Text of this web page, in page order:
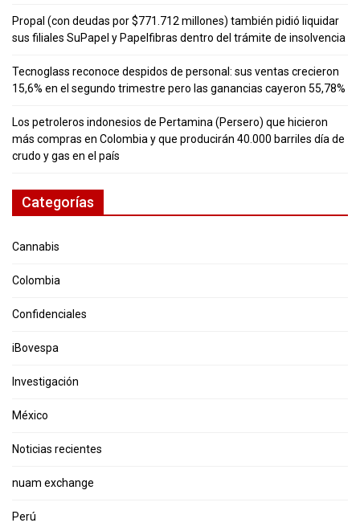
Propal (con deudas por $771.712 millones) también pidió liquidar
sus filiales SuPapel y Papelfibras dentro del trámite de insolvencia
Tecnoglass reconoce despidos de personal: sus ventas crecieron
15,6% en el segundo trimestre pero las ganancias cayeron 55,78%
Los petroleros indonesios de Pertamina (Persero) que hicieron
más compras en Colombia y que producirán 40.000 barriles día de
crudo y gas en el país
Categorías
Cannabis
Colombia
Confidenciales
iBovespa
Investigación
México
Noticias recientes
nuam exchange
Perú